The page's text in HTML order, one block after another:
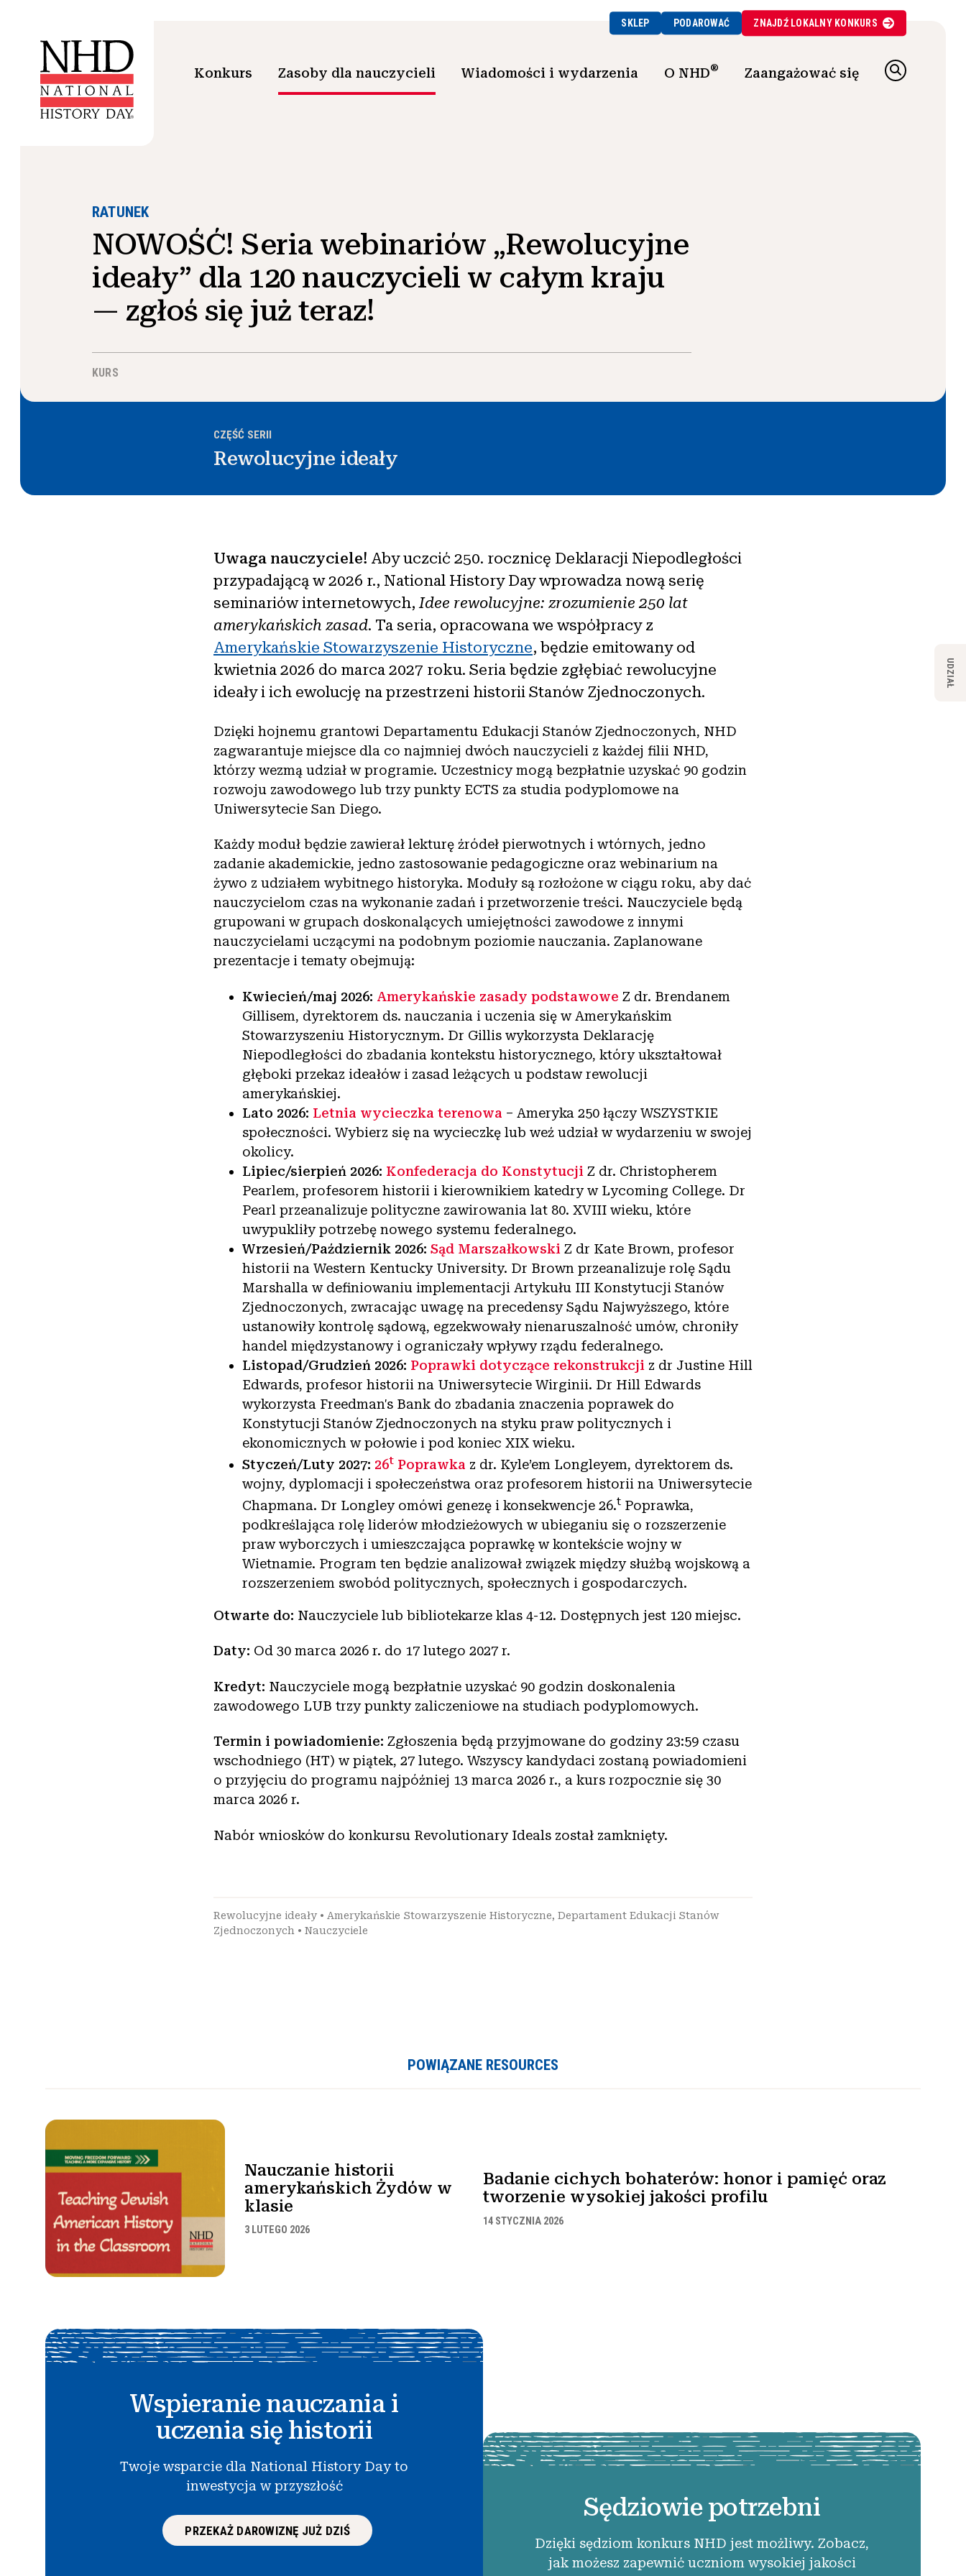
SKLEP PODAROWAĆ ZNAJDŹ LOKALNYKONKURS
Konkurs Zasoby dla nauczycieli Wiadomości i wydarzenia O NHD® Zaangażować się
RATUNEK
NOWOŚĆ! Seria webinariów „Rewolucyjne
ideały” dla 120 nauczycieli w całym kraju
— zgłoś się już teraz!
KURS
CZĘŚĆ SERII
Rewolucyjne ideały
Uwaga nauczyciele! Aby uczcić 250. rocznicę Deklaracji Niepodległości
przypadającą w 2026 r., National History Day wprowadza nową serię
seminariów internetowych, Idee rewolucyjne: zrozumienie 250 lat
amerykańskich zasad. Ta seria, opracowana we współpracy z
Amerykańskie Stowarzyszenie Historyczne, będzie emitowany od
kwietnia 2026 do marca 2027 roku. Seria będzie zgłębiać rewolucyjne
ideały i ich ewolucję na przestrzeni historii Stanów Zjednoczonych.
Dzięki hojnemu grantowi Departamentu Edukacji Stanów Zjednoczonych, NHD
zagwarantuje miejsce dla co najmniej dwóch nauczycieli z każdej filii NHD,
którzy wezmą udział w programie. Uczestnicy mogą bezpłatnie uzyskać 90 godzin
rozwoju zawodowego lub trzy punkty ECTS za studia podyplomowe na
Uniwersytecie San Diego.
Każdy moduł będzie zawierał lekturę źródeł pierwotnych i wtórnych, jedno
zadanie akademickie, jedno zastosowanie pedagogiczne oraz webinarium na
żywo z udziałem wybitnego historyka. Moduły są rozłożone w ciągu roku, aby dać
nauczycielom czas na wykonanie zadań i przetworzenie treści. Nauczyciele będą
grupowani w grupach doskonalących umiejętności zawodowe z innymi
nauczycielami uczącymi na podobnym poziomie nauczania. Zaplanowane
prezentacje i tematy obejmują:
Kwiecień/maj 2026: Amerykańskie zasady podstawowe Z dr. Brendanem
Gillisem, dyrektorem ds. nauczania i uczenia się w Amerykańskim
Stowarzyszeniu Historycznym. Dr Gillis wykorzysta Deklarację
Niepodległości do zbadania kontekstu historycznego, który ukształtował
głęboki przekaz ideałów i zasad leżących u podstaw rewolucji
amerykańskiej.
Lato 2026: Letnia wycieczka terenowa – Ameryka 250 łączy WSZYSTKIE
społeczności. Wybierz się na wycieczkę lub weź udział w wydarzeniu w swojej
okolicy.
Lipiec/sierpień 2026: Konfederacja do Konstytucji Z dr. Christopherem
Pearlem, profesorem historii i kierownikiem katedry w Lycoming College. Dr
Pearl przeanalizuje polityczne zawirowania lat 80. XVIII wieku, które
uwypukliły potrzebę nowego systemu federalnego.
Wrzesień/Październik 2026: Sąd Marszałkowski Z dr Kate Brown, profesor
historii na Western Kentucky University. Dr Brown przeanalizuje rolę Sądu
Marshalla w definiowaniu implementacji Artykułu III Konstytucji Stanów
Zjednoczonych, zwracając uwagę na precedensy Sądu Najwyższego, które
ustanowiły kontrolę sądową, egzekwowały nienaruszalność umów, chroniły
handel międzystanowy i ograniczały wpływy rządu federalnego.
Listopad/Grudzień 2026: Poprawki dotyczące rekonstrukcji z dr Justine Hill
Edwards, profesor historii na Uniwersytecie Wirginii. Dr Hill Edwards
wykorzysta Freedman's Bank do zbadania znaczenia poprawek do
Konstytucji Stanów Zjednoczonych na styku praw politycznych i
ekonomicznych w połowie i pod koniec XIX wieku.
Styczeń/Luty 2027: 26t Poprawka z dr. Kyle’em Longleyem, dyrektorem ds.
wojny, dyplomacji i społeczeństwa oraz profesorem historii na Uniwersytecie
Chapmana. Dr Longley omówi genezę i konsekwencje 26.t Poprawka,
podkreślająca rolę liderów młodzieżowych w ubieganiu się o rozszerzenie
praw wyborczych i umieszczająca poprawkę w kontekście wojny w
Wietnamie. Program ten będzie analizował związek między służbą wojskową a
rozszerzeniem swobód politycznych, społecznych i gospodarczych.
Otwarte do: Nauczyciele lub bibliotekarze klas 4-12. Dostępnych jest 120 miejsc.
Daty: Od 30 marca 2026 r. do 17 lutego 2027 r.
Kredyt: Nauczyciele mogą bezpłatnie uzyskać 90 godzin doskonalenia
zawodowego LUB trzy punkty zaliczeniowe na studiach podyplomowych.
Termin i powiadomienie: Zgłoszenia będą przyjmowane do godziny 23:59 czasu
wschodniego (HT) w piątek, 27 lutego. Wszyscy kandydaci zostaną powiadomieni
o przyjęciu do programu najpóźniej 13 marca 2026 r., a kurs rozpocznie się 30
marca 2026 r.
Nabór wniosków do konkursu Revolutionary Ideals został zamknięty.
Rewolucyjne ideały • Amerykańskie Stowarzyszenie Historyczne, Departament Edukacji Stanów
Zjednoczonych • Nauczyciele
UDZIAŁ
POWIĄZANE RESOURCES
Nauczanie historii
amerykańskich Żydów w
klasie
3 LUTEGO 2026
Badanie cichych bohaterów: honor i pamięć oraz
tworzenie wysokiej jakości profilu
14 STYCZNIA 2026
Wspieranie nauczania i
uczenia się historii
Twoje wsparcie dla National History Day to
inwestycja w przyszłość
PRZEKAŻ DAROWIZNĘ JUŻ DZIŚ
Sędziowie potrzebni
Dzięki sędziom konkurs NHD jest możliwy. Zobacz,
jak możesz zapewnić uczniom wysokiej jakości